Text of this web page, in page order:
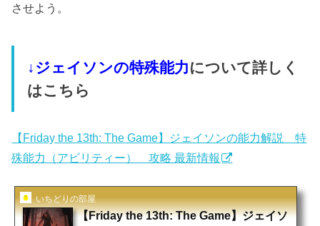
させよう。
↓ジェイソンの特殊能力について詳しく
はこちら
【Friday the 13th: The Game】ジェイソンの能力解説 特
殊能力（アビリティー） 攻略 最新情報
いちどりの部屋
【Friday the 13th: The Game】ジェイソ